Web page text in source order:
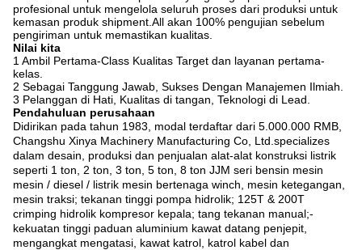
profesional untuk mengelola seluruh proses dari produksi untuk
kemasan produk shipment.All akan 100% pengujian sebelum
pengiriman untuk memastikan kualitas.
Nilai kita
1 Ambil Pertama-Class Kualitas Target dan layanan pertama-
kelas.
2 Sebagai Tanggung Jawab, Sukses Dengan Manajemen Ilmiah.
3 Pelanggan di Hati, Kualitas di tangan, Teknologi di Lead.
Pendahuluan perusahaan
Didirikan pada tahun 1983, modal terdaftar dari 5.000.000 RMB,
Changshu Xinya Machinery Manufacturing Co, Ltd.specializes
dalam desain, produksi dan penjualan alat-alat konstruksi listrik
seperti 1 ton, 2 ton, 3 ton, 5 ton, 8 ton JJM seri bensin mesin
mesin / diesel / listrik mesin bertenaga winch, mesin ketegangan,
mesin traksi; tekanan tinggi pompa hidrolik; 125T & 200T
crimping hidrolik kompresor kepala; tang tekanan manual;-
kekuatan tinggi paduan aluminium kawat datang penjepit,
mengangkat mengatasi, kawat katrol, katrol kabel dan